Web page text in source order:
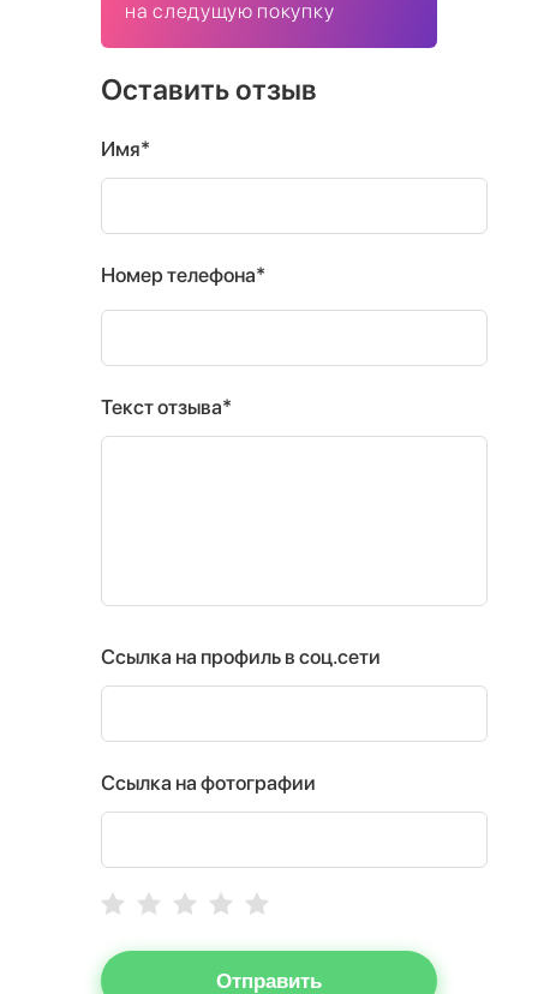
на следущую покупку
Оставить отзыв
Имя*
Номер телефона*
Текст отзыва*
Ссылка на профиль в соц.сети
Ссылка на фотографии
Отправить